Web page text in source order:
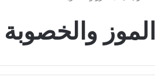
الموز والخصوبة